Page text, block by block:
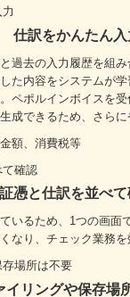
仕訳をかんたん入
過去の入力履歴を組み
た内容をシステムが
ペポルインボイスを
成できるため、さらに
額、消費税等
証憑と仕訳を並べ
いるため、1つの画面
なり、チェック業務を
イリングや保存場